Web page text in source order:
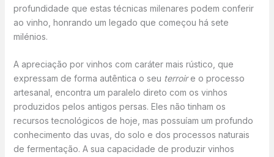
profundidade que estas técnicas milenares podem conferir
ao vinho, honrando um legado que começou há sete
milénios.
A apreciação por vinhos com caráter mais rústico, que
expressam de forma autêntica o seu terroire o processo
artesanal, encontra um paralelo direto com os vinhos
produzidos pelos antigos persas. Eles não tinham os
recursos tecnológicos de hoje, mas possuíam um profundo
conhecimento das uvas, do solo e dos processos naturais
de fermentação. A sua capacidade de produzir vinhos